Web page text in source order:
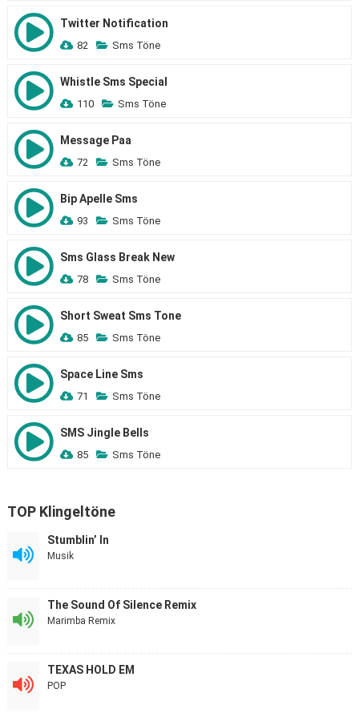
Twitter Notification
82 Sms Töne
Whistle Sms Special
110 Sms Töne
Message Paa
72 Sms Töne
Bip Apelle Sms
93 Sms Töne
Sms Glass Break New
78 Sms Töne
Short Sweat Sms Tone
85 Sms Töne
Space Line Sms
71 Sms Töne
SMS Jingle Bells
85 Sms Töne
TOP Klingeltöne
Stumblin’ In
Musik
The Sound Of Silence Remix
Marimba Remix
TEXAS HOLD EM
POP